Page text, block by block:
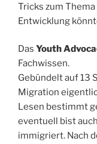
Tricks zum
Entwicklung
Das Youth
Fachwissen.
Gebündelt auf 13
Migration
Lesen bestimmt
eventuell bist
immigriert. Nach